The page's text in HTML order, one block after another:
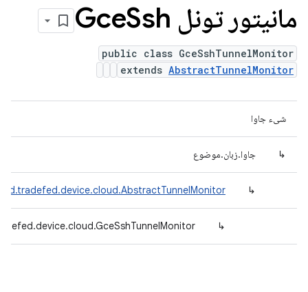
مانیتور تونل Gce Ssh
public class GceSshTunnelMonitor
extends AbstractTunnelMonitor
شیء جاوا
↳ جاوا.زبان.موضوع
↳
↳